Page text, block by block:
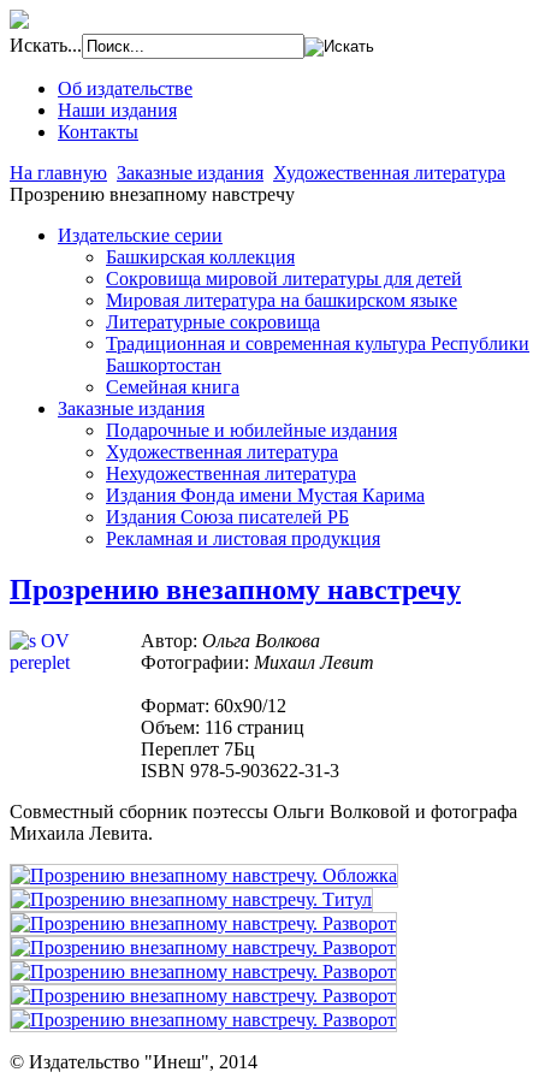
Искать...
Об издательстве
Наши издания
Контакты
На главную Заказные издания Художественная литература
Прозрению внезапному навстречу
Издательские серии
Башкирская коллекция
Сокровища мировой литературы для детей
Мировая литература на башкирском языке
Литературные сокровища
Традиционная и современная культура Республики
Башкортостан
Семейная книга
Заказные издания
Подарочные и юбилейные издания
Художественная литература
Нехудожественная литература
Издания Фонда имени Мустая Карима
Издания Союза писателей РБ
Рекламная и листовая продукция
Прозрению внезапному навстречу
Автор: Ольга Волкова
Фотографии: Михаил Левит
Формат: 60х90/12
Объем: 116 страниц
Переплет 7Бц
ISBN 978-5-903622-31-3
Совместный сборник поэтессы Ольги Волковой и фотографа
Михаила Левита.
© Издательство "Инеш", 2014